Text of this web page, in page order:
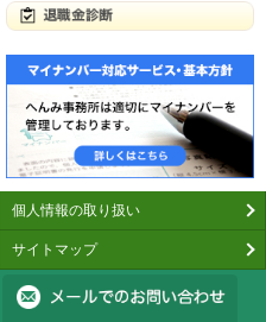
個人情報の取り扱い
サイトマップ